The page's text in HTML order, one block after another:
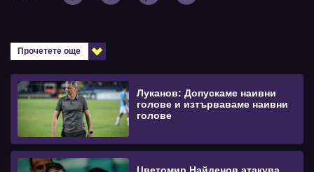
Прочетете още
Луканов: Допускаме наивни
голове и изтърваваме наивни
голове